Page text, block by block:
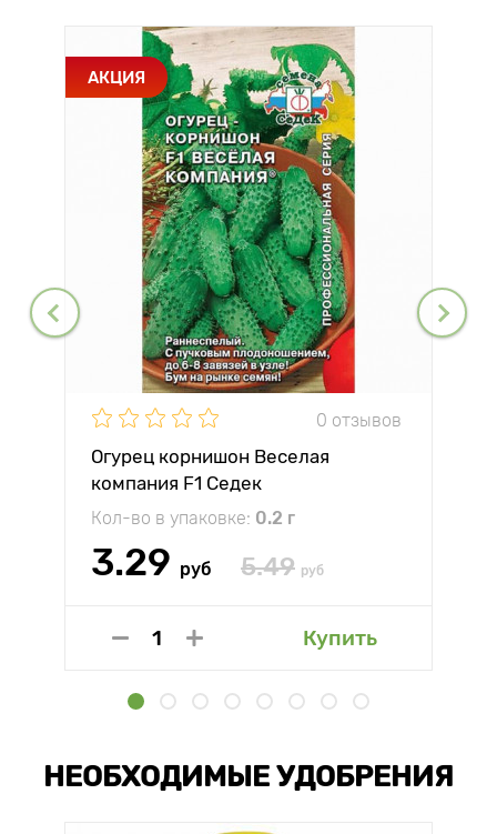
АКЦИЯ
0 отзывов
Огурец корнишон Веселая
компания F1 Седек
Кол-во в упаковке: 0.2 г
3.29 руб 5.49 руб
Купить
НЕОБХОДИМЫЕ УДОБРЕНИЯ